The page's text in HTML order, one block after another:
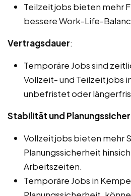
Teilzeitjobs bieten mehr
bessere Work-Life-
Vertragsdauer:
Temporäre Jobs sind
Vollzeit- und Teilzeitjobs
unbefristet oder
Stabilität und
Vollzeitjobs bieten mehr
Planungssicherheit
Arbeitszeiten.
Temporäre Jobs in